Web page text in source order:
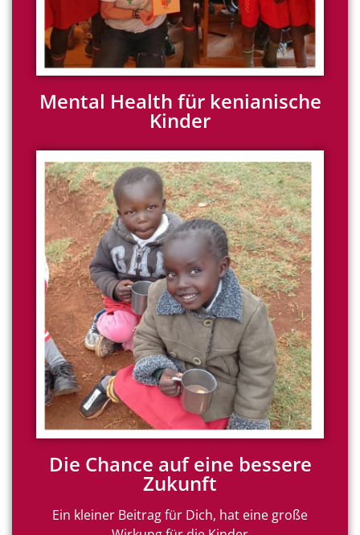
Mental Health für kenianische
Kinder
Die Chance auf eine bessere
Zukunft
Ein kleiner Beitrag für Dich, hat eine große